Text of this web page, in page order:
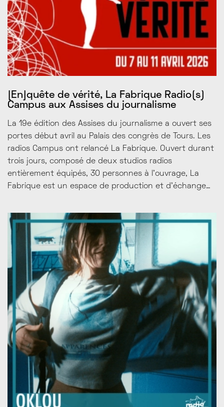
[En]quête de vérité, La Fabrique Radio(s)
Campus aux Assises du journalisme
La 19e édition des Assises du journalisme a ouvert ses
portes début avril au Palais des congrès de Tours. Les
radios Campus ont relancé La Fabrique. Ouvert durant
trois jours, composé de deux studios radios
entièrement équipés, 30 personnes à l'ouvrage, La
Fabrique est un espace de production et d’échange
Des entretiens, des débats et des chroniques
spéciales sur nos plateaux radio à écouter sur le
réseau des radios Campus ou à découvrir sur...